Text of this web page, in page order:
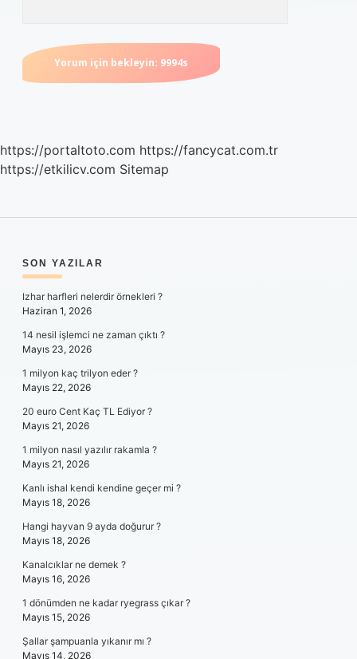
https://portaltoto.com https://fancycat.com.tr
https://etkilicv.com Sitemap
SIDEBAR
SON YAZILAR
Izhar harfleri nelerdir örnekleri ?
Haziran 1, 2026
14 nesil işlemci ne zaman çıktı ?
Mayıs 23, 2026
1 milyon kaç trilyon eder ?
Mayıs 22, 2026
20 euro Cent Kaç TL Ediyor ?
Mayıs 21, 2026
1 milyon nasıl yazılır rakamla ?
Mayıs 21, 2026
Kanlı ishal kendi kendine geçer mi ?
Mayıs 18, 2026
Hangi hayvan 9 ayda doğurur ?
Mayıs 18, 2026
Kanalcıklar ne demek ?
Mayıs 16, 2026
1 dönümden ne kadar ryegrass çıkar ?
Mayıs 15, 2026
Şallar şampuanla yıkanır mı ?
Mayıs 14, 2026